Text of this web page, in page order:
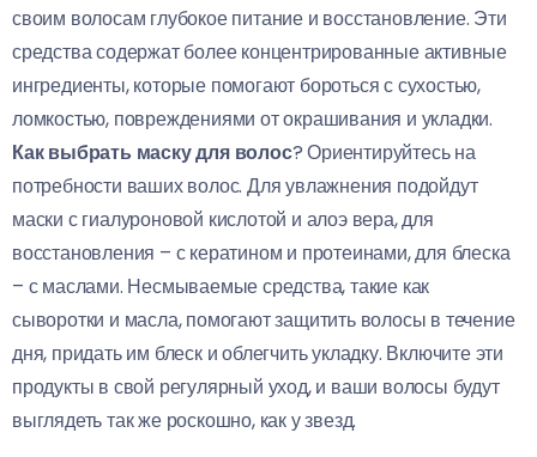
своим волосам глубокое питание и восстановление. Эти
средства содержат более концентрированные активные
ингредиенты, которые помогают бороться с сухостью,
ломкостью, повреждениями от окрашивания и укладки.
Как выбрать маску для волос? Ориентируйтесь на
потребности ваших волос. Для увлажнения подойдут
маски с гиалуроновой кислотой и алоэ вера, для
восстановления – с кератином и протеинами, для блеска
– с маслами. Несмываемые средства, такие как
сыворотки и масла, помогают защитить волосы в течение
дня, придать им блеск и облегчить укладку. Включите эти
продукты в свой регулярный уход, и ваши волосы будут
выглядеть так же роскошно, как у звезд.